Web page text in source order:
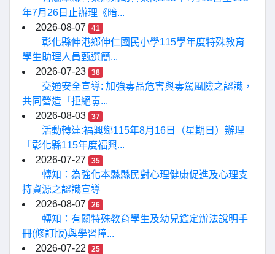
年7月26日止辦理《暗...
2026-08-07
41
彰化縣伸港鄉伸仁國民小學115學年度特殊教育
學生助理人員甄選簡...
2026-07-23
38
交通安全宣導: 加強毒品危害與毒駕風險之認識，
共同營造「拒絕毒...
2026-08-03
37
活動轉達:福興鄉115年8月16日（星期日）辦理
「彰化縣115年度福興...
2026-07-27
35
轉知：為強化本縣縣民對心理健康促進及心理支
持資源之認識宣導
2026-08-07
26
轉知：有關特殊教育學生及幼兒鑑定辦法說明手
冊(修訂版)與學習障...
2026-07-22
25